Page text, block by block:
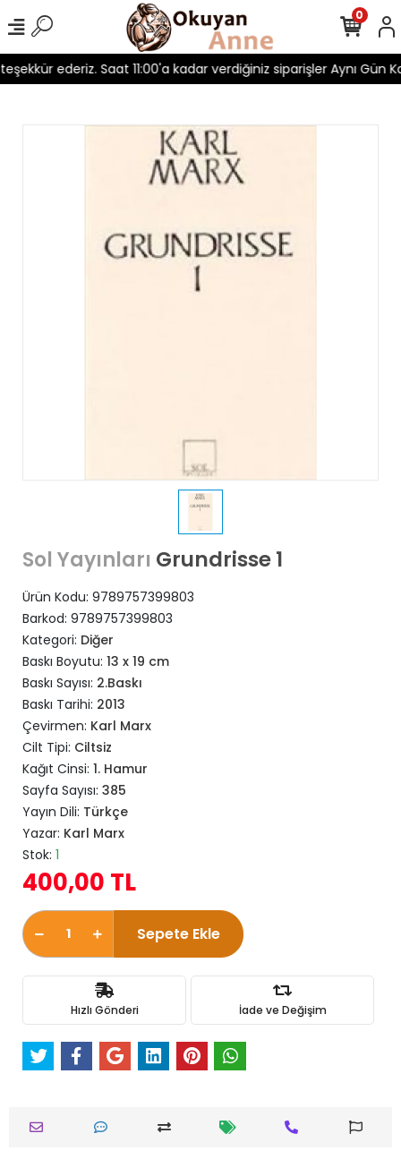
ederiz. Saat 11:00'a kadar verdiğiniz siparişler Aynı Gün
0
Sol Yayınları Grundrisse 1
Ürün Kodu: 9789757399803
Barkod: 9789757399803
Kategori: Diğer
Baskı Boyutu: 13 x 19 cm
Baskı Sayısı: 2.Baskı
Baskı Tarihi: 2013
Çevirmen: Karl Marx
Cilt Tipi: Ciltsiz
Kağıt Cinsi: 1. Hamur
Sayfa Sayısı: 385
Yayın Dili: Türkçe
Yazar: Karl Marx
Stok: 1
400,00 TL
Sepete Ekle
Hızlı Gönderi İade ve Değişim